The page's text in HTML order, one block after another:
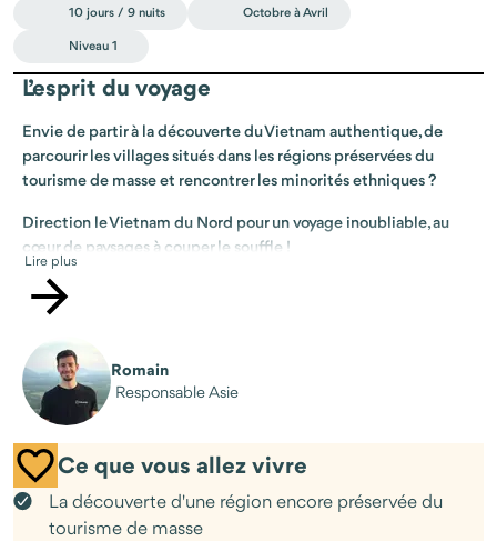
10 jours / 9 nuits
Octobre à Avril
Niveau 1
L’esprit du voyage
Envie de partir à la découverte du Vietnam authentique, de
parcourir les villages situés dans les régions préservées du
tourisme de masse et rencontrer les minorités ethniques ?
Direction le Vietnam du Nord pour un voyage inoubliable, au
cœur de paysages à couper le souffle !
Au départ de Hanoï, vous partirez pour un voyage en itinérance
à travers la magnifique région du Nord, plus sauvage et
authentique que le reste du pays. Vous randonnerez à travers ses
paysages typiques, de villages en villages à travers rizières,
chutes d'eau, plantations de thé et même forêt de cannelle !
Tout au long de votre voyage, vous aurez la chance de
rencontrer les minorités ethniques Hmong, Tay, Nungs, Dzaos et
Mongs et découvrir leur modes de vie uniques, rythmés par les
traditions ancestrales.
Lire plus
Romain
Responsable Asie
Ce que vous allez vivre
La découverte d'une région encore préservée du
tourisme de masse